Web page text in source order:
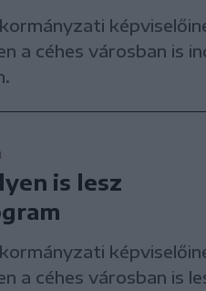
a céhes városban is
is lesz
a céhes városban is